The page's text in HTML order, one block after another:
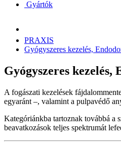
Gyártók
PRAXIS
Gyógyszeres kezelés,
Gyógyszeres kezelés,
A fogászati kezelések
egyaránt –, valamint a pulpavédő
Kategóriánkba tartoznak továbbá a
beavatkozások teljes spektrumát